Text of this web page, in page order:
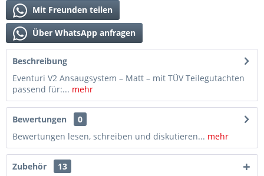
Mit Freunden teilen
Über WhatsApp anfragen
Beschreibung
Eventuri V2 Ansaugsystem – Matt – mit TÜV Teilegutachten
passend für:... mehr
Bewertungen
0
Bewertungen lesen, schreiben und diskutieren... mehr
Zubehör 13